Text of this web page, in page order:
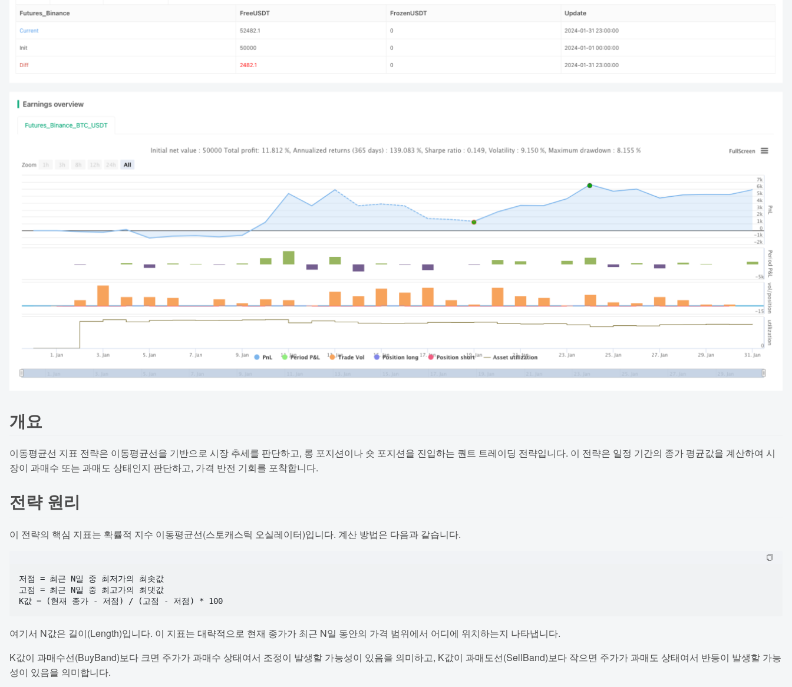
개요
이동평균선 지표 전략은 이동평균선을 기반으로 시장 추세를 판단하고, 롱 포지션이나 숏 포지션을 진입하는 퀀트 트레이딩 전략입니다. 이 전략은 일정 기간의 종가 평균값을 계산하여 시
장이 과매수 또는 과매도 상태인지 판단하고, 가격 반전 기회를 포착합니다.
전략 원리
이 전략의 핵심 지표는 확률적 지수 이동평균선(스토캐스틱 오실레이터)입니다. 계산 방법은 다음과 같습니다.
저점 = 최근 N일 중 최저가의 최솟값
고점 = 최근 N일 중 최고가의 최댓값
여기서 N값은 길이(Length)입니다. 이 지표는 대략적으로 현재 종가가 최근 N일 동안의 가격 범위에서 어디에 위치하는지 나타냅니다.
K값이 과매수선(BuyBand)보다 크면 주가가 과매수 상태여서 조정이 발생할 가능성이 있음을 의미하고, K값이 과매도선(SellBand)보다 작으면 주가가 과매도 상태여서 반등이 발생할 가능
성이 있음을 의미합니다.